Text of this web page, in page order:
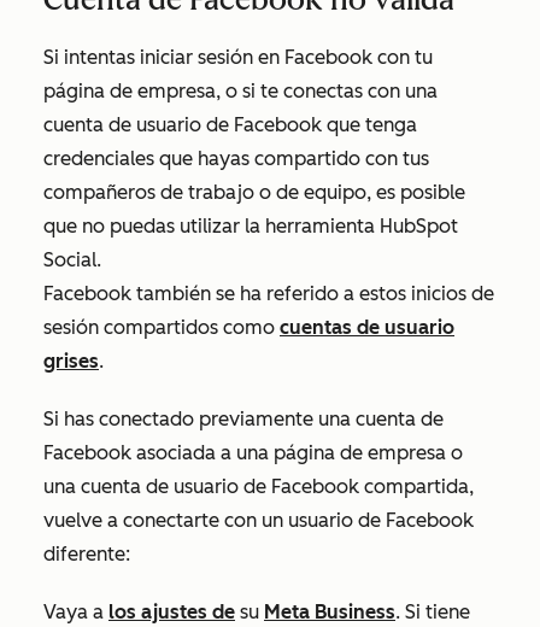
Si intentas iniciar sesión en Facebook con tu
página de empresa, o si te conectas con una
cuenta de usuario de Facebook que tenga
credenciales que hayas compartido con tus
compañeros de trabajo o de equipo, es posible
que no puedas utilizar la herramienta HubSpot
Social.
Facebook también se ha referido a estos inicios de
sesión compartidos como cuentas de usuario
grises.
Si has conectado previamente una cuenta de
Facebook asociada a una página de empresa o
una cuenta de usuario de Facebook compartida,
vuelve a conectarte con un usuario de Facebook
diferente:
Vaya a los ajustes de su Meta Business. Si tiene